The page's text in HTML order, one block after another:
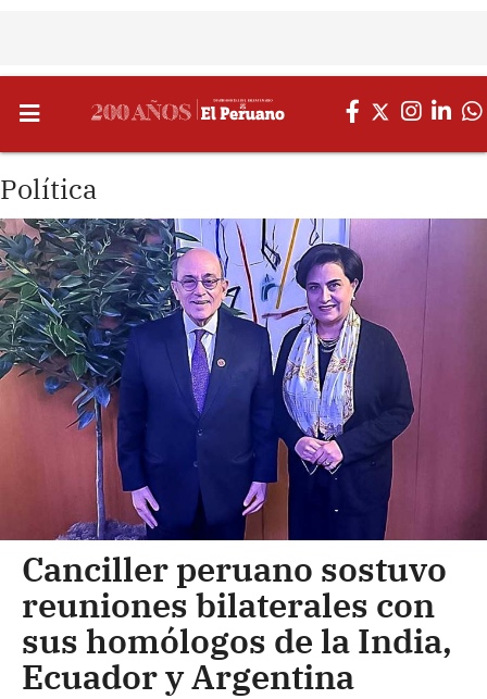
Política
Canciller peruano sostuvo
reuniones bilaterales con
sus homólogos de la India,
Ecuador y Argentina